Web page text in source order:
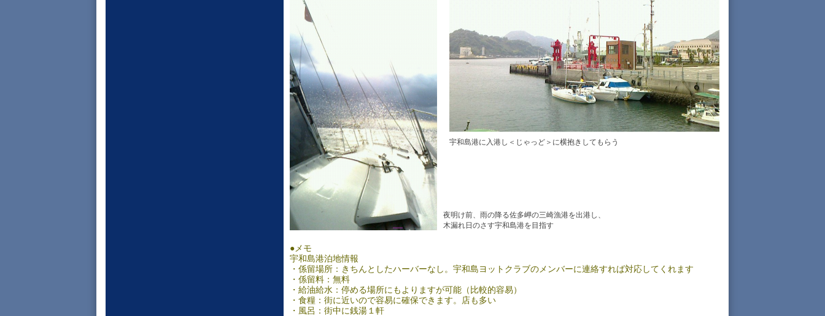
宇和島港に入港し＜じゃっど＞に横抱きしてもらう
夜明け前、雨の降る佐多岬の三崎漁港を出港し、
木漏れ日のさす宇和島港を目指す
●メモ
宇和島港泊地情報
・係留場所：きちんとしたハーバーなし。宇和島ヨットクラブのメンバーに連絡すれば対応してくれます
・係留料：無料
・給油給水：停める場所にもよりますが可能（比較的容易）
・食糧：街に近いので容易に確保できます。店も多い
・風呂：街中に銭湯１軒